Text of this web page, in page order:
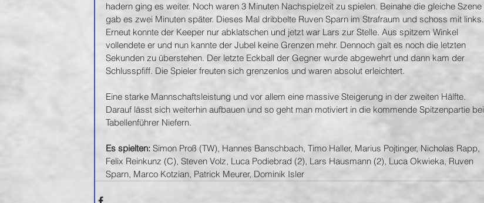
hadern ging es weiter. Noch waren 3 Minuten Nachspielzeit zu spielen. Beinahe die gleiche Szene
gab es zwei Minuten später. Dieses Mal dribbelte Ruven Sparn im Strafraum und schoss mit links.
Erneut konnte der Keeper nur abklatschen und jetzt war Lars zur Stelle. Aus spitzem Winkel
vollendete er und nun kannte der Jubel keine Grenzen mehr. Dennoch galt es noch die letzten
Sekunden zu überstehen. Der letzte Eckball der Gegner wurde abgewehrt und dann kam der
Schlusspfiff. Die Spieler freuten sich grenzenlos und waren absolut erleichtert.
Eine starke Mannschaftsleistung und vor allem eine massive Steigerung in der zweiten Hälfte.
Darauf lässt sich weiterhin aufbauen und so geht man motiviert in die kommende Spitzenpartie bei
Tabellenführer Niefern.
Es spielten: Simon Proß (TW), Hannes Banschbach, Timo Haller, Marius Pojtinger, Nicholas Rapp,
Felix Reinkunz (C), Steven Volz, Luca Podiebrad (2), Lars Hausmann (2), Luca Okwieka, Ruven
Sparn, Marco Kotzian, Patrick Meurer, Dominik Isler